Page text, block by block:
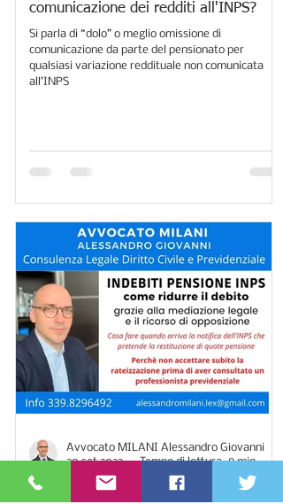
comunicazione dei redditi all'INPS?
Si parla di “dolo” o meglio omissione di
comunicazione da parte del pensionato per
qualsiasi variazione reddituale non comunicata
all’INPS
Avvocato MILANI Alessandro Giovanni
20 set 2023
Tempo di lettura: 8 min